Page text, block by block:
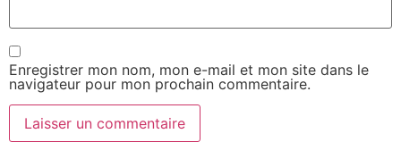
Enregistrer mon nom, mon e-mail et mon site dans le
navigateur pour mon prochain commentaire.